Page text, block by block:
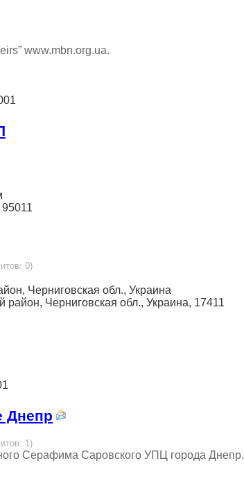
www.mbn.org.ua.
0)
Черниговская обл., Украина
Черниговская обл., Украина, 17411
Днепр
1)
Серафима Саровского УПЦ города Днепр.